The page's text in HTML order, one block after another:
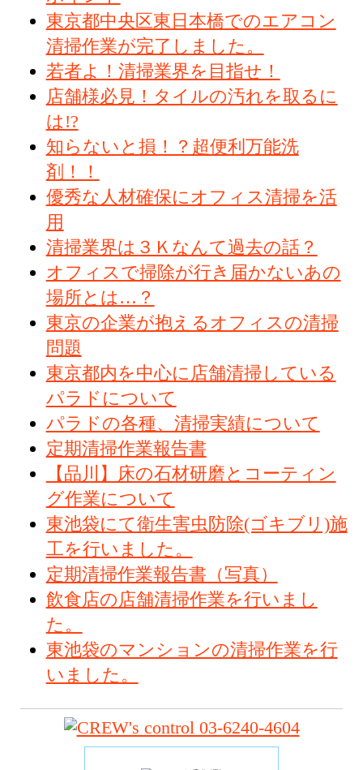
東京都中央区東日本橋でのエアコン
清掃作業が完了しました。
若者よ！清掃業界を目指せ！
店舗様必見！タイルの汚れを取るに
は!?
知らないと損！？超便利万能洗
剤！！
優秀な人材確保にオフィス清掃を活
用
清掃業界は３Ｋなんて過去の話？
オフィスで掃除が行き届かないあの
場所とは…？
東京の企業が抱えるオフィスの清掃
問題
東京都内を中心に店舗清掃している
パラドについて
パラドの各種、清掃実績について
定期清掃作業報告書
【品川】床の石材研磨とコーティン
グ作業について
東池袋にて衛生害虫防除(ゴキブリ)施
工を行いました。
定期清掃作業報告書（写真）
飲食店の店舗清掃作業を行いまし
た。
東池袋のマンションの清掃作業を行
いました。